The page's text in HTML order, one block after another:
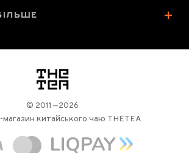
логотип
© 2011—2026
магазин китайського чаю THETEA